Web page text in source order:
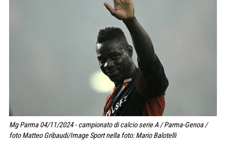
Mg Parma 04/11/2024 - campionato di calcio serie A / Parma-Genoa /
foto Matteo Gribaudi/Image Sport nella foto: Mario Balotelli